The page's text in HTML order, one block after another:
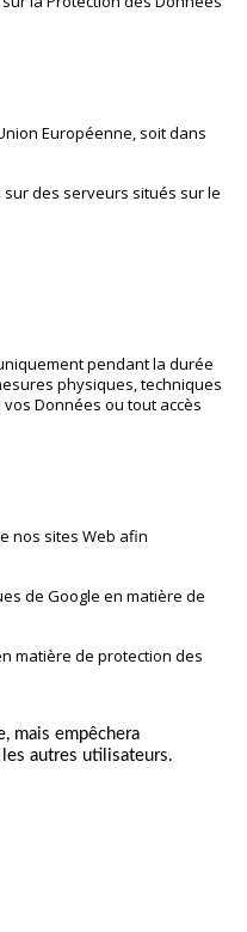
Européenne, soit dans
des serveurs situés sur le
pendant la durée
physiques, techniques
Données ou tout accès
nos sites Web afin
de Google en matière de
matière de protection des